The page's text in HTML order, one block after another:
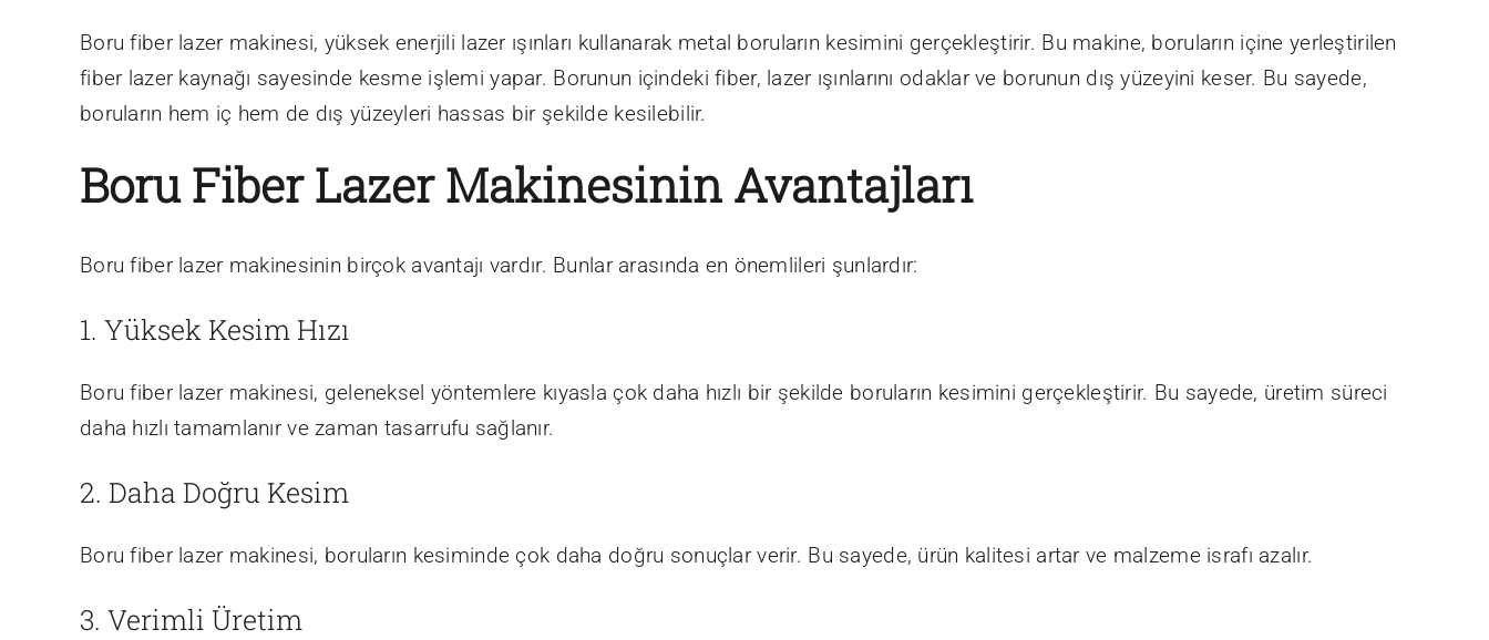
Boru fiber lazer makinesi, yüksek enerjili lazer ışınları kullanarak metal boruların kesimini gerçekleştirir. Bu makine, boruların içine yerleştirilen
fiber lazer kaynağı sayesinde kesme işlemi yapar. Borunun içindeki fiber, lazer ışınlarını odaklar ve borunun dış yüzeyini keser. Bu sayede,
boruların hem iç hem de dış yüzeyleri hassas bir şekilde kesilebilir.
Boru Fiber Lazer Makinesinin Avantajları
Boru fiber lazer makinesinin birçok avantajı vardır. Bunlar arasında en önemlileri şunlardır:
1. Yüksek Kesim Hızı
Boru fiber lazer makinesi, geleneksel yöntemlere kıyasla çok daha hızlı bir şekilde boruların kesimini gerçekleştirir. Bu sayede, üretim süreci
daha hızlı tamamlanır ve zaman tasarrufu sağlanır.
2. Daha Doğru Kesim
Boru fiber lazer makinesi, boruların kesiminde çok daha doğru sonuçlar verir. Bu sayede, ürün kalitesi artar ve malzeme israfı azalır.
3. Verimli Üretim